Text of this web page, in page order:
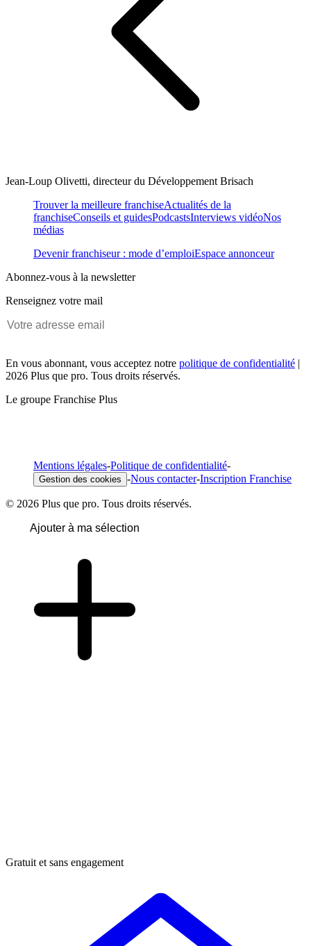
Jean-Loup Olivetti, directeur du Développement Brisach
Trouver la meilleure franchiseActualités de la
franchiseConseils et guidesPodcastsInterviews vidéoNos
médias
Devenir franchiseur : mode d’emploiEspace annonceur
Abonnez-vous à la newsletter
Renseignez votre mail
En vous abonnant, vous acceptez notre politique de confidentialité |
2026 Plus que pro. Tous droits réservés.
Le groupe Franchise Plus
Mentions légales-Politique de confidentialité-
Gestion des cookies -Nous contacter-Inscription Franchise
© 2026 Plus que pro. Tous droits réservés.
Ajouter à ma sélection
Gratuit et sans engagement